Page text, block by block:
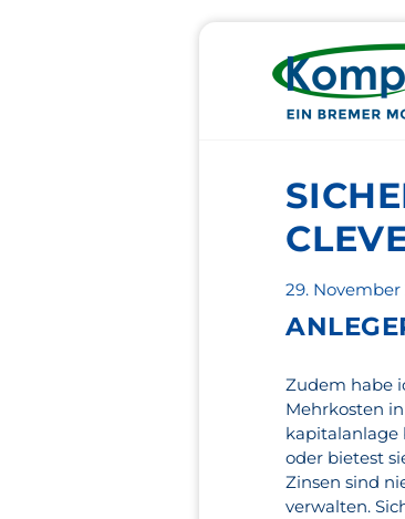
Veröffentlicht
am
29. November
Zudem habe
Mehrkosten
kapitalanlage
oder bietest
Zinsen sind
verwalten.